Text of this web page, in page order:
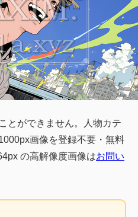
とができません。人物カテ
画像を登録不要・無料
の高解像度画像はお問い